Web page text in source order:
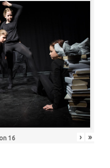
16 › »